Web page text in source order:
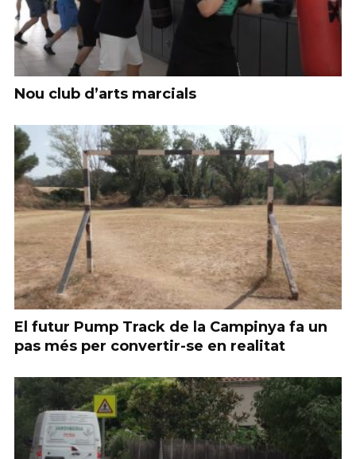
Nou club d’arts marcials
El futur Pump Track de la Campinya fa un
pas més per convertir-se en realitat